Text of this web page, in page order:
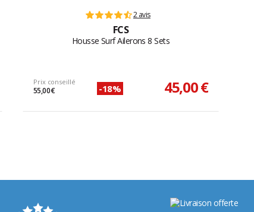
2 avis
FCS
Housse Surf Ailerons 8 Sets
Prix conseillé
55,00 € -18% 45,00 €